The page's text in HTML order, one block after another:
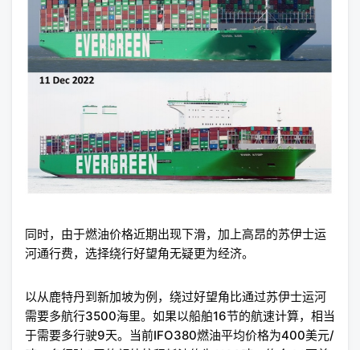
同时，由于燃油价格近期出现下滑，加上高昂的苏伊士运
河通行费，选择绕行好望角无疑更为经济。
以从鹿特丹到新加坡为例，绕过好望角比通过苏伊士运河
需要多航行3500海里。如果以船舶16节的航速计算，相当
于需要多行驶9天。当前IFO380燃油平均价格为400美元/